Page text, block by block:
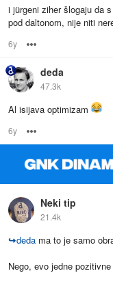
i jürgeni ziher šlogaju da
pod daltonom, nije niti
6y
deda
47.3k
Al isijava optimizam
6y
Neki tip
21.4k
↪deda ma to je samo
Nego, evo jedne